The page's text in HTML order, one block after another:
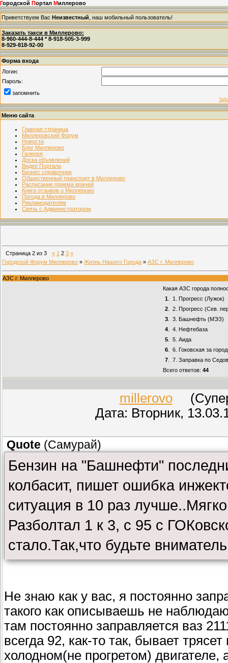
Городской Портал Миллерово
Приветствуем Вас Неизвестный , наш мобильный пользователь!
Заказать такси в Миллерово:
8-960-444-8-444 * 8-918-505-3-999
8-929-818-92-00
Форма входа
Логин:
Пароль:
запомнить
Меню сайта
Главная страница
Миллеровский Форум
Новости
Блог Миллерово
Галерея
Доска объявлений
Видео Портала
Бизнес справочник
Общественный транспорт в Миллерово
Расписание приема врачей
Книга отзывов о Миллерово
Погода в Миллерово
Рекламодателям
Связь с Администратором
Страница 2 из 3 « 1 2 3 »
Городской Форум Миллерово » Жизнь Нашего Города » АЗС г. Миллерово
АЗС г. Миллерово
Какая АЗС города
1
1. Прогресс (Лужок)
2
2. Прогресс (Сев.
3
3. Башнефть (МЭЗ)
4
4. Нефтебаза
5
5. Аида
6
6. Гоковская за
7
7. Заправка по
Всего ответов: 44
millerovo
Дата: Вторник,
Quote (Самурай)
Бензин на "Башнефти"
колбасит, пишет ошибка
ситуация в 10 раз
Разболтал 1 к 3, с 95 с
стало.Так,что будьте
Не знаю как у вас, я постоянно
такого как описываешь не
там постоянно заправляется ваз
всегда 92, как-то так, бывает
холодном(не прогретом) двигателе,